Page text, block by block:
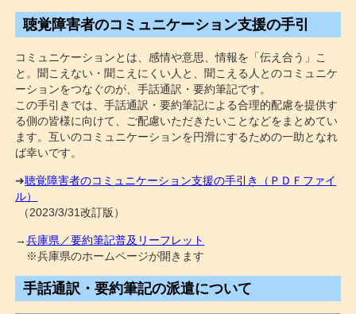
聴覚障害者のコミュニケーション支援の手引
コミュニケーションとは、感情や意思、情報を「伝え合う」こ
と。聞こえない・聞こえにくい人と、聞こえる人とのコミュニケ
ーションをつなぐのが、手話通訳・要約筆記です。
この手引きでは、手話通訳・要約筆記による合理的配慮を提供す
る側の皆様に向けて、ご配慮いただきたいことなどをまとめてい
ます。互いのコミュニケーションを円滑にするための一助となれ
ば幸いです。
➜聴覚障害者のコミュニケーション支援の手引き（ＰＤＦファイ
ル）
（2023/3/31改訂版）
→兵庫県／要約筆記普及リーフレット
※兵庫県のホームページが開きます
手話通訳・要約筆記の派遣について